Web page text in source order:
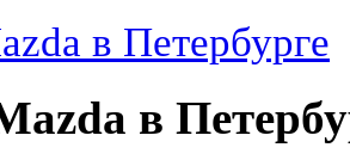
в Петербурге
в